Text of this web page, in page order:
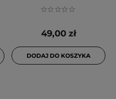
49,00 zł
DODAJ DO KOSZYKA